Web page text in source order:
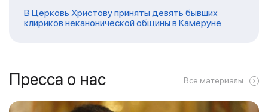
В Церковь Христову приняты девять бывших
клириков неканонической общины в Камеруне
Пресса о нас Все материалы